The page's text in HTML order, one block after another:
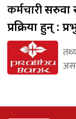
कर्मचारीसरुवा
प्रक्रिया हुन् :